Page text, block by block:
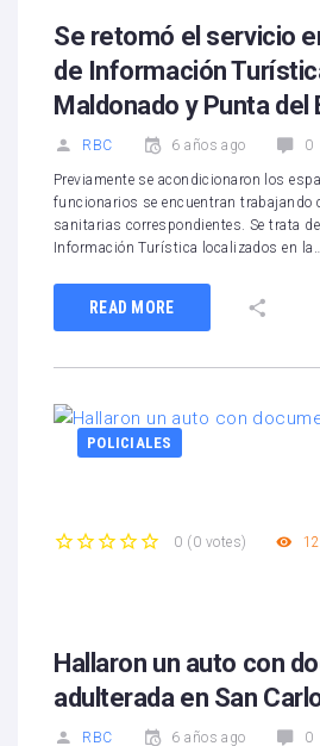
Se retomó el servicio
de Información
Maldonado y Punta del
RBC 6 años ago 0
Previamente se acondicionaron los
funcionarios se encuentran trabajando
sanitarias correspondientes. Se trata
Información Turística localizados en
READ MORE
POLICIALES
0 ( 0 votes)
Hallaron un auto con
adulterada en San
RBC 6 años ago 0